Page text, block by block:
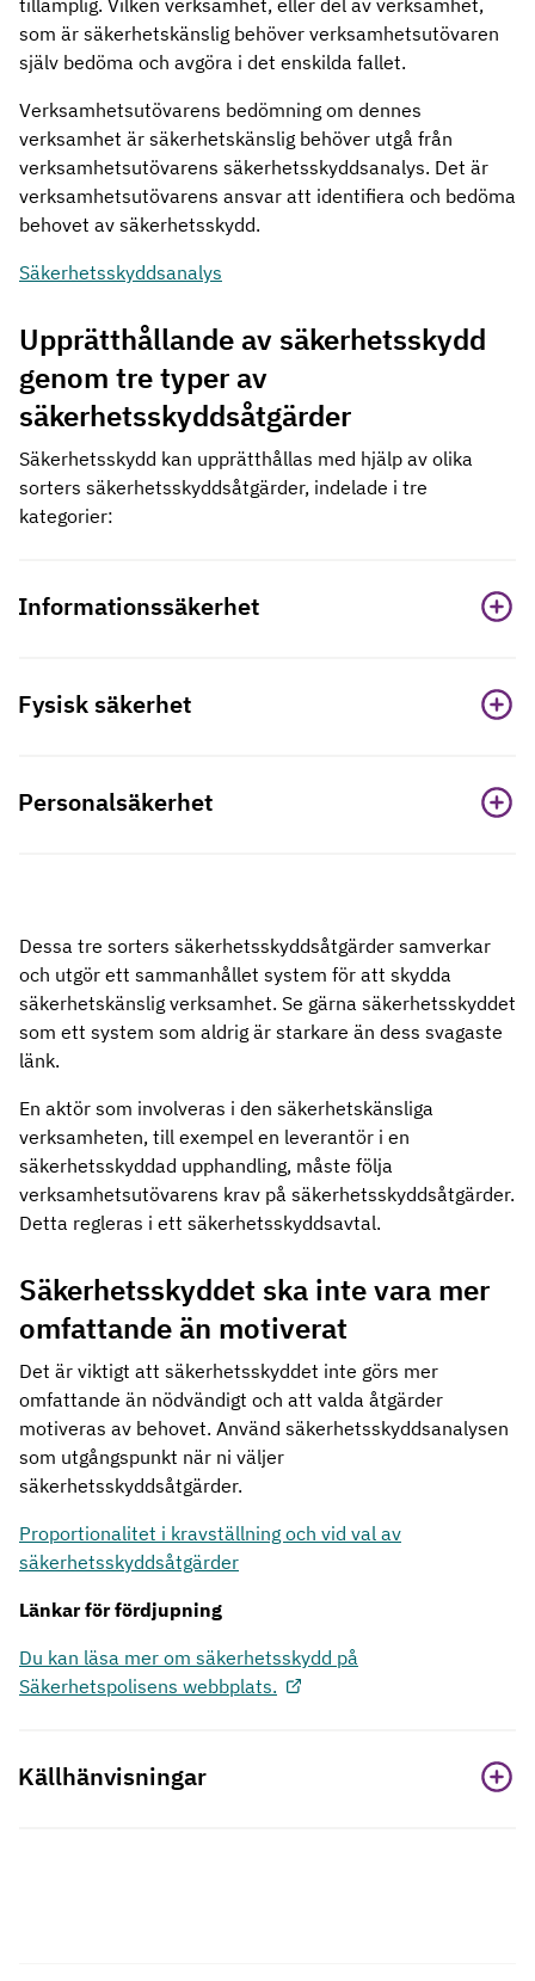
tillämplig. Vilken verksamhet, eller del av verksamhet,
som är säkerhetskänslig behöver verksamhetsutövaren
själv bedöma och avgöra i det enskilda fallet.
Verksamhetsutövarens bedömning om dennes
verksamhet är säkerhetskänslig behöver utgå från
verksamhetsutövarens säkerhetsskyddsanalys. Det är
verksamhetsutövarens ansvar att identifiera och bedöma
behovet av säkerhetsskydd.
Säkerhetsskyddsanalys
Upprätthållande av säkerhetsskydd
genom tre typer av
säkerhetsskyddsåtgärder
Säkerhetsskydd kan upprätthållas med hjälp av olika
sorters säkerhetsskyddsåtgärder, indelade i tre
kategorier:
Informationssäkerhet
Fysisk säkerhet
Personalsäkerhet
Dessa tre sorters säkerhetsskyddsåtgärder samverkar
och utgör ett sammanhållet system för att skydda
säkerhetskänslig verksamhet. Se gärna säkerhetsskyddet
som ett system som aldrig är starkare än dess svagaste
länk.
En aktör som involveras i den säkerhetskänsliga
verksamheten, till exempel en leverantör i en
säkerhetsskyddad upphandling, måste följa
verksamhetsutövarens krav på säkerhetsskyddsåtgärder.
Detta regleras i ett säkerhetsskyddsavtal.
Säkerhetsskyddet ska inte vara mer
omfattande än motiverat
Det är viktigt att säkerhetsskyddet inte görs mer
omfattande än nödvändigt och att valda åtgärder
motiveras av behovet. Använd säkerhetsskyddsanalysen
som utgångspunkt när ni väljer
säkerhetsskyddsåtgärder.
Proportionalitet i kravställning och vid val av
säkerhetsskyddsåtgärder
Länkar för fördjupning
Du kan läsa mer om säkerhetsskydd på
Säkerhetspolisens webbplats.
Källhänvisningar